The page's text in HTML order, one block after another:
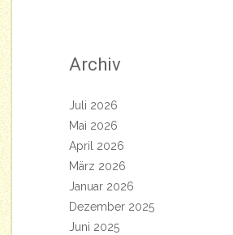
Archiv
Juli 2026
Mai 2026
April 2026
März 2026
Januar 2026
Dezember 2025
Juni 2025